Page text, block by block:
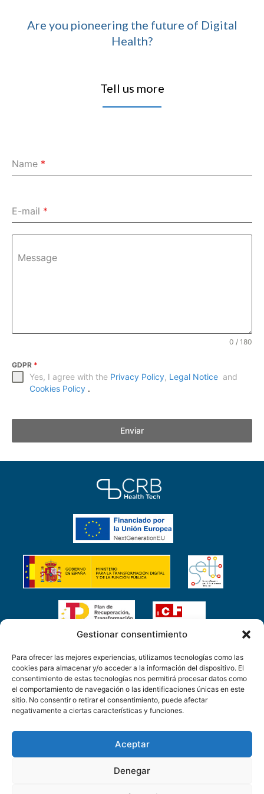
Gestionar consentimiento
Para ofrecer las mejores experiencias, utilizamos tecnologías como las
cookies para almacenar y/o acceder a la información del dispositivo. El
consentimiento de estas tecnologías nos permitirá procesar datos como
el comportamiento de navegación o las identificaciones únicas en este
sitio. No consentir o retirar el consentimiento, puede afectar
negativamente a ciertas características y funciones.
Aceptar
Denegar
Are you pioneering the future of Digital
Health?
Tell us more
Name *
E-mail *
Message
0 / 180
GDPR *
Yes, I agree with the Privacy Policy, Legal Notice and
Cookies Policy .
Enviar
Española para la Transformación Tecnológica,
entidad pública empresarial, SETT, en el marco
del Plan de Recuperación, Transformación y
Resiliencia financiado por la Unión Europea.